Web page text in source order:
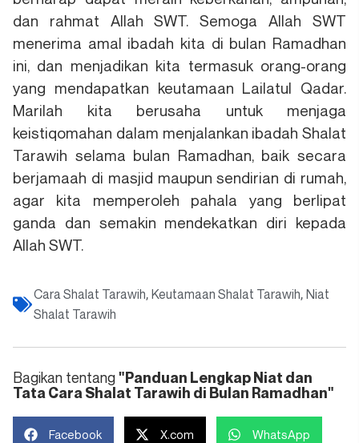
dan rahmat Allah SWT. Semoga Allah SWT
menerima amal ibadah kita di bulan Ramadhan
ini, dan menjadikan kita termasuk orang-orang
yang mendapatkan keutamaan Lailatul Qadar.
Marilah kita berusaha untuk menjaga
keistiqomahan dalam menjalankan ibadah Shalat
Tarawih selama bulan Ramadhan, baik secara
berjamaah di masjid maupun sendirian di rumah,
agar kita memperoleh pahala yang berlipat
ganda dan semakin mendekatkan diri kepada
Allah SWT.
Cara Shalat Tarawih, Keutamaan Shalat Tarawih, Niat
Shalat Tarawih
Bagikan tentang"Panduan Lengkap Niat dan
Tata Cara Shalat Tarawih di Bulan Ramadhan"
Facebook X.com WhatsApp